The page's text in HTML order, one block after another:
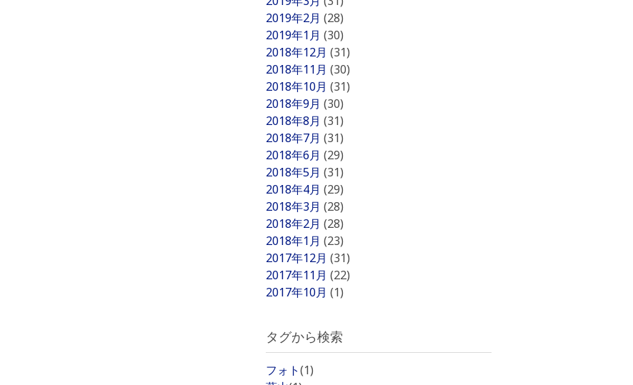
2019年2月 (28)
2019年1月 (30)
2018年12月 (31)
2018年11月 (30)
2018年10月 (31)
2018年9月 (30)
2018年8月 (31)
2018年7月 (31)
2018年6月 (29)
2018年5月 (31)
2018年4月 (29)
2018年3月 (28)
2018年2月 (28)
2018年1月 (23)
2017年12月 (31)
2017年11月 (22)
2017年10月 (1)
タグから検索
フォト(1)